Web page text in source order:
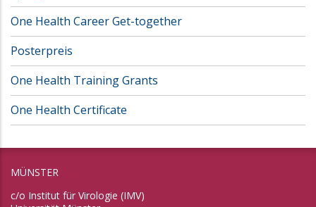
One Health Career Get-together
Posterpreis
One Health Training Grants
One Health Certificate
MÜNSTER
c/o Institut für Virologie (IMV)